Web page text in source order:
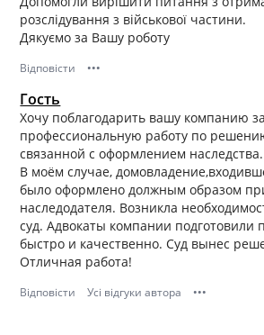
розслідування з військової частини.
Дякуємо за Вашу роботу
Відповісти •••
Гость
Хочу поблагодарить вашу компанию за
профессиональную работу по
связанной с оформлением наследства.
В моём случае,
было оформлено должным образом
наследодателя. Возникла
суд. Адвокаты компании подготовили
быстро и качественно. Суд вынес
Отличная работа!
Відповісти Усі відгуки автора •••